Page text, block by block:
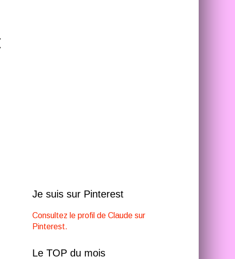
Je suis sur Pinterest
Consultez le profil de Claude sur
Pinterest.
Le TOP du mois